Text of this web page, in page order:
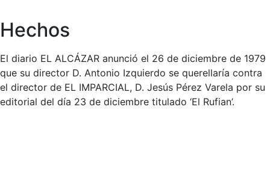
Hechos
El diario EL ALCÁZAR anunció el 26 de diciembre de 1979
que su director D. Antonio Izquierdo se querellaría contra
el director de EL IMPARCIAL, D. Jesús Pérez Varela por su
editorial del día 23 de diciembre titulado ‘El Rufian’.